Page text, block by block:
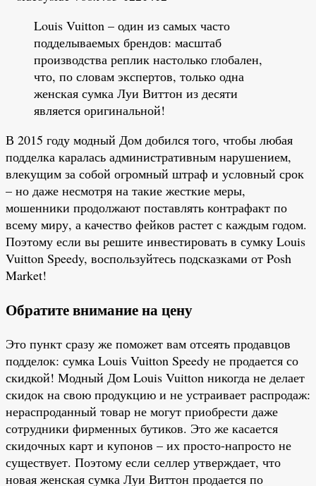
Louis Vuitton – один из самых часто
подделываемых брендов: масштаб
производства реплик настолько глобален,
что, по словам экспертов, только одна
женская сумка Луи Виттон из десяти
является оригинальной!
В 2015 году модный Дом добился того, чтобы любая
подделка каралась административным нарушением,
влекущим за собой огромный штраф и условный срок
– но даже несмотря на такие жесткие меры,
мошенники продолжают поставлять контрафакт по
всему миру, а качество фейков растет с каждым годом.
Поэтому если вы решите инвестировать в сумку Louis
Vuitton Speedy, воспользуйтесь подсказками от Posh
Market!
Обратите внимание на цену
Это пункт сразу же поможет вам отсеять продавцов
подделок: сумка Louis Vuitton Speedy не продается со
скидкой! Модный Дом Louis Vuitton никогда не делает
скидок на свою продукцию и не устраивает распродаж:
нераспроданный товар не могут приобрести даже
сотрудники фирменных бутиков. Это же касается
скидочных карт и купонов – их просто-напросто не
существует. Поэтому если селлер утверждает, что
новая женская сумка Луи Виттон продается по